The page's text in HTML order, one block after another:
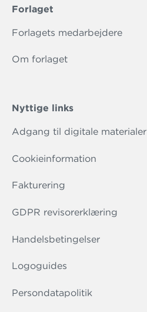
Forlaget
Forlagets medarbejdere
Om forlaget
Nyttige links
Adgang til digitale materialer
Cookieinformation
Fakturering
GDPR revisorerklæring
Handelsbetingelser
Logoguides
Persondatapolitik